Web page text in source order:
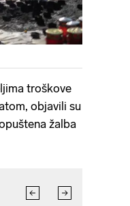
troškove
objavili su
žalba